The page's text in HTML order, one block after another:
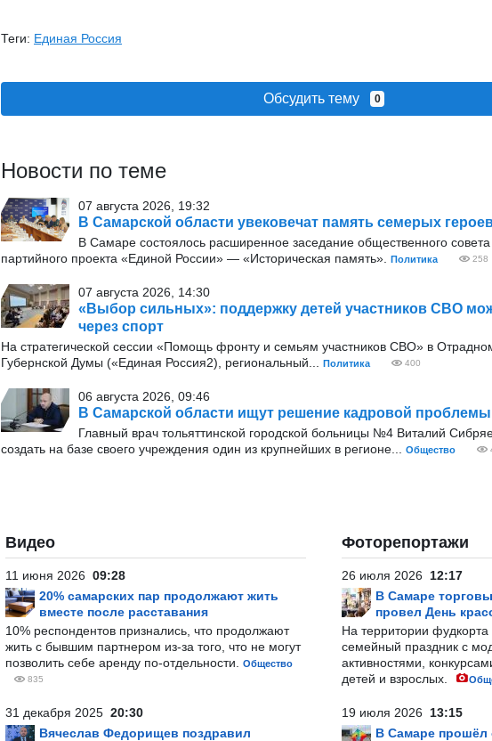
Теги: Единая Россия
Обсудить тему 0
Новости по теме
07 августа 2026, 19:32
В Самарской области увековечат память семерых
В Самаре состоялось расширенное заседание общественного
партийного проекта «Единой России» — «Историческая память».
Политика 258
07 августа 2026, 14:30
«Выбор сильных»: поддержку детей участников СВО
через спорт
На стратегической сессии «Помощь фронту и семьям участников СВО» в
Губернской Думы («Единая Россия2), региональный...
Политика 400
06 августа 2026, 09:46
В Самарской области ищут решение кадровой
Главный врач тольяттинской городской больницы №4 Виталий
создать на базе своего учреждения один из крупнейших в регионе...
Общество
Видео
11 июня 2026 09:28
20% самарских пар продолжают жить
вместе после расставания
10% респондентов признались, что продолжают
жить с бывшим партнером из-за того, что не могут
позволить себе аренду по-отдельности.
Общество
835
31 декабря 2025 20:30
Вячеслав Федорищев поздравил
Фоторепортажи
26 июля 2026 12:17
В Самаре
провел День
На территории
семейный праздник с
активностями,
детей и взрослых.
19 июля 2026 13:15
В Самаре прошёл